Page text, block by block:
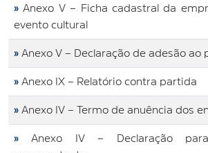
» Anexo V – Ficha cadastral da
evento cultural
» Anexo V – Declaração de adesão ao
» Anexo IX – Relatório contra partida
» Anexo IV – Termo de anuência dos
» Anexo IV – Declaração